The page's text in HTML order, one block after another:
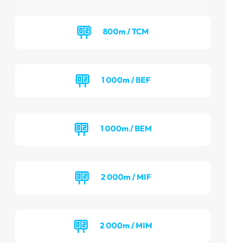
800m / TCM
1 000m / BEF
1 000m / BEM
2 000m / MIF
2 000m / MIM